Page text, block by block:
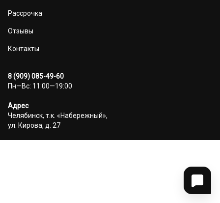
Рассрочка
Отзывы
Контакты
8 (909) 085-49-60
Пн—Вс: 11:00—19:00
Адрес
Челябинск, т.к. «Набережный»,
ул. Кирова, д. 27